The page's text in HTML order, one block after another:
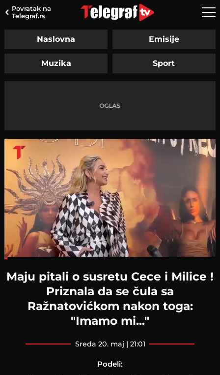
Povratak na
Telegraf.rs
Naslovna Emisije
Muzika Sport
Maju pitali o susretu Cece i Milice !
Priznala da se čula sa
Ražnatovićkom nakon toga:
"Imamo mi..."
sreda 20. maj | 21:01
Podeli: